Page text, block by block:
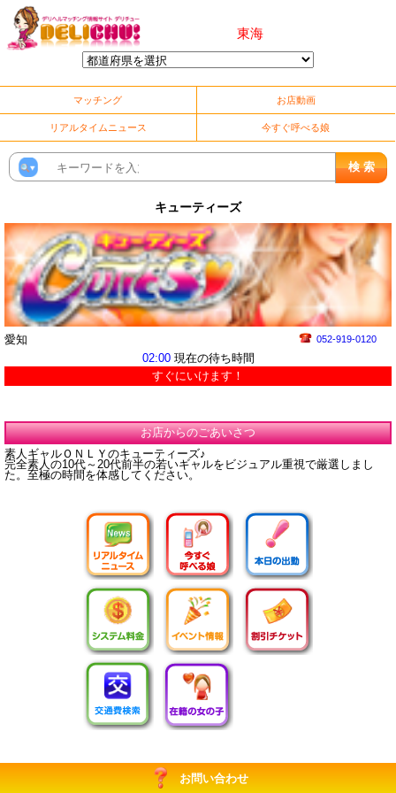
東海
マッチング お店動画
リアルタイムニュース 今すぐ呼べる娘
キューティーズ
愛知 052-919-0120
02:00現在の待ち時間
すぐにいけます！
お店からのごあいさつ
素人ギャルＯＮＬＹのキューティーズ♪
完全素人の10代～20代前半の若いギャルをビジュアル重視で厳選しまし
た。至極の時間を体感してください。
お問い合わせ